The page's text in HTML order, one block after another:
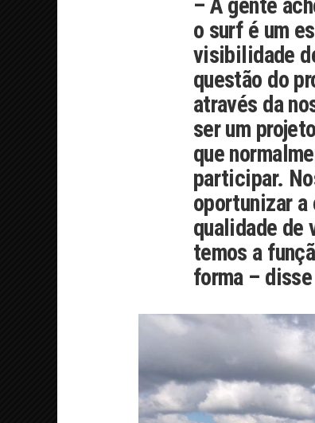
– A gente
o surf é um
visibilidade
questão do
através da
ser um
que
participar.
oportunizar
qualidade de
temos a
forma –